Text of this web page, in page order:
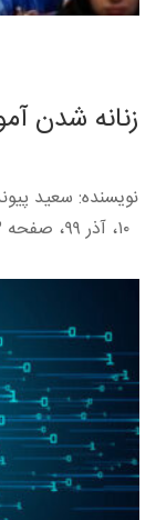
زنانه شدن
نویسنده: سعید